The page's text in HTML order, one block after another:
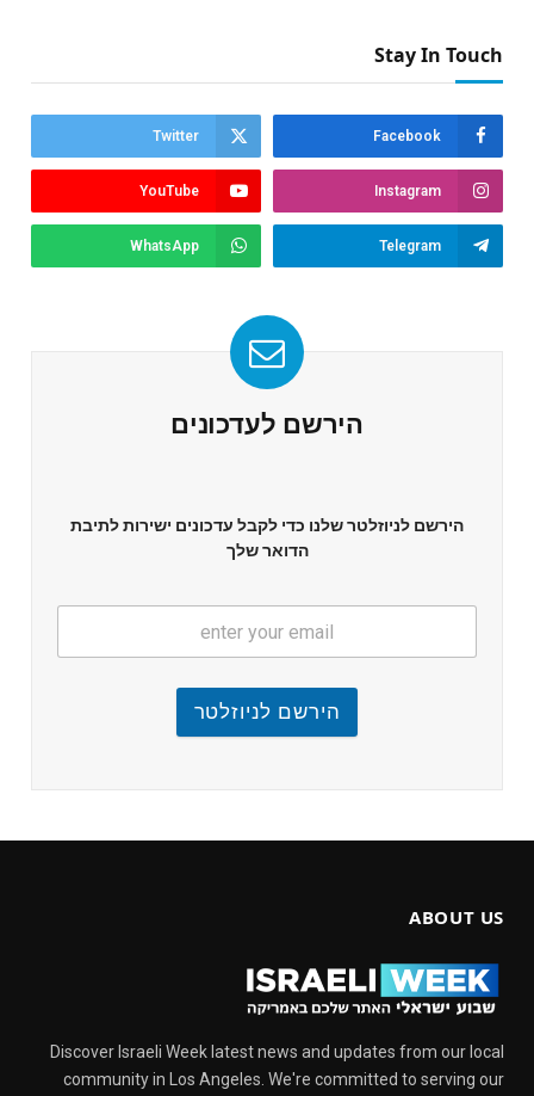
Stay In Touch
Facebook
Twitter
Instagram
YouTube
Telegram
WhatsApp
הירשם לעדכונים
הירשם לניוזלטר שלנו כדי לקבל עדכונים ישירות לתיבת
הדואר שלך
הירשם לניוזלטר
ABOUT US
Discover Israeli Week latest news and updates from our local
community in Los Angeles. We're committed to serving our